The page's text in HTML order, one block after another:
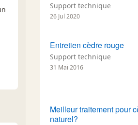
Support technique
26 Jul 2020
Entretien cèdre rouge
Support technique
31 Mai 2016
Meilleur traitement pour
naturel?